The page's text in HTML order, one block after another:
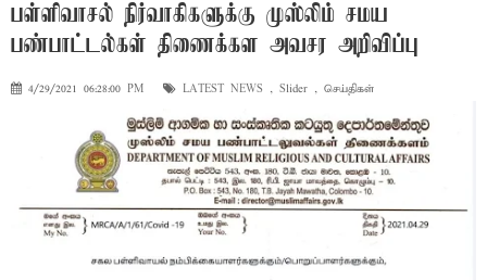
பள்ளிவாசல் நிர்வாகிகளுக்கு முஸ்லிம் சமய
பண்பாட்டல்கள் திணைக்கள அவசர அறிவிப்பு
4/29/2021 06:28:00 PM LATEST NEWS , Slider , செய்திகள்